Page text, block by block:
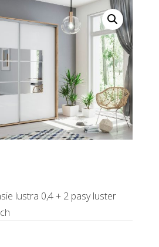
lustra 0,4 + 2 pasy luster